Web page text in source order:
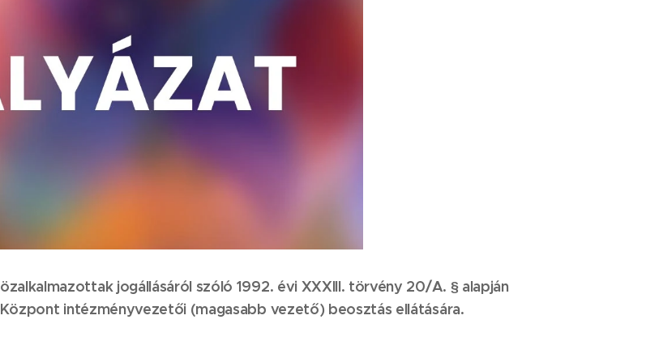
jogállásáról szóló 1992. évi XXXIII. törvény 20/A. § alapján
intézményvezetői (magasabb vezető) beosztás ellátására.